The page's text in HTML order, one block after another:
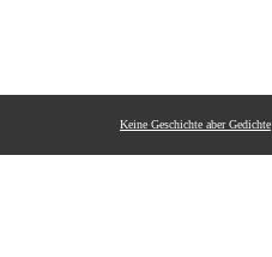
Keine Geschichte aber Gedichte